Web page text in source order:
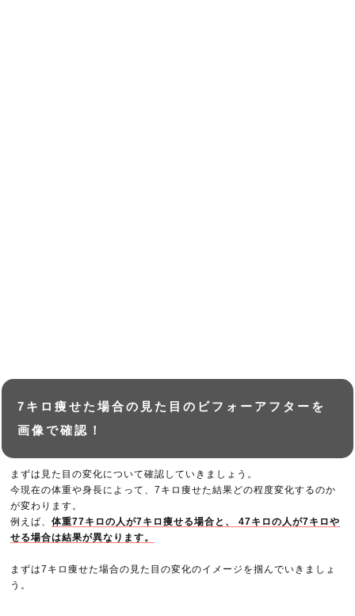
7キロ痩せた場合の見た目のビフォーアフターを
画像で確認！
まずは見た目の変化について確認していきましょう。
今現在の体重や身長によって、7キロ痩せた結果どの程度変化するのか
が変わります。
例えば、体重77キロの人が7キロ痩せる場合と、 47キロの人が7キロや
せる場合は結果が異なります。
まずは7キロ痩せた場合の見た目の変化のイメージを掴んでいきましょ
う。